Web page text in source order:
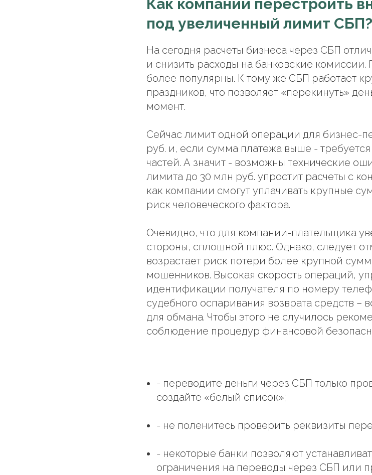
Как компании перестроить
под увеличенный лимит СБП?
На сегодня расчеты бизнеса через СБП
и снизить расходы на банковские комиссии.
более популярны. К тому же СБП работает
праздников, что позволяет «перекинуть»
момент.
Сейчас лимит одной операции для бизнес-
руб. и, если сумма платежа выше - требуется
частей. А значит - возможны технические
лимита до 30 млн руб. упростит расчеты с
как компании смогут уплачивать крупные
риск человеческого фактора.
Очевидно, что для компании-плательщика
стороны, сплошной плюс. Однако, следует
возрастает риск потери более крупной
мошенников. Высокая скорость операций,
идентификации получателя по номеру
судебного оспаривания возврата средств –
для обмана. Чтобы этого не случилось
соблюдение процедур финансовой
- переводите деньги через СБП только
создайте «белый список»;
- не поленитесь проверить реквизиты
- некоторые банки позволяют
ограничения на переводы через СБП или